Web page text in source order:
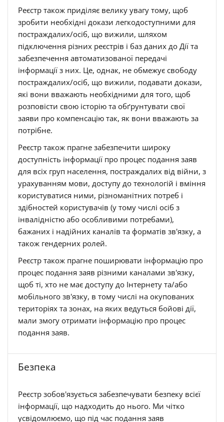
Реєстр також приділяє велику увагу тому, щоб
зробити необхідні докази легкодоступними для
постраждалих/осіб, що вижили, шляхом
підключення різних реєстрів і баз даних до Дії та
забезпечення автоматизованої передачі
інформації з них. Це, однак, не обмежує свободу
постраждалих/осіб, що вижили, подавати докази,
які вони вважають необхідними для того, щоб
розповісти свою історію та обґрунтувати свої
заяви про компенсацію так, як вони вважають за
потрібне.
Реєстр також прагне забезпечити широку
доступність інформації про процес подання заяв
для всіх груп населення, постраждалих від війни, з
урахуванням мови, доступу до технологій і вміння
користуватися ними, різноманітних потреб і
здібностей користувачів (у тому числі осіб з
інвалідністю або особливими потребами),
бажаних і надійних каналів та форматів зв'язку, а
також гендерних ролей.
Реєстр також прагне поширювати інформацію про
процес подання заяв різними каналами зв'язку,
щоб ті, хто не має доступу до Інтернету та/або
мобільного зв'язку, в тому числі на окупованих
територіях та зонах, на яких ведуться бойові дії,
мали змогу отримати інформацію про процес
подання заяв.
Безпека
Реєстр зобов'язується забезпечувати безпеку всієї
інформації, що надходить до нього. Ми чітко
усвідомлюємо, що під час подання заяв